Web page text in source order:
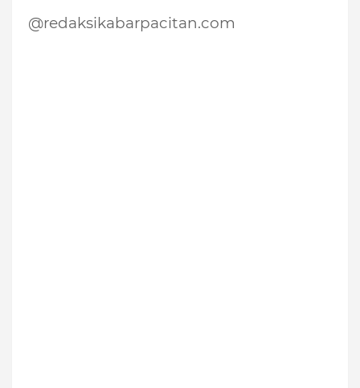
@redaksikabarpacitan.com